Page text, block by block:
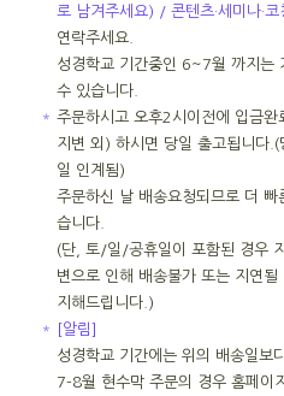
로 남겨주세요) / 콘텐츠·세미나·
연락주세요.
성경학교 기간중인 6~7월 까지는
수 있습니다.
＊ 주문하시고 오후2시이전에 입금
지변 외) 하시면 당일 출고됩니다
일 인계됨)
주문하신 날 배송요청되므로 더
습니다.
(단, 토/일/공휴일이 포함된 경우
변으로 인해 배송불가 또는 지연
지해드립니다.)
＊
[알림]
성경학교 기간에는 위의 배송일보
7-8월 현수막 주문의 경우 홈페이